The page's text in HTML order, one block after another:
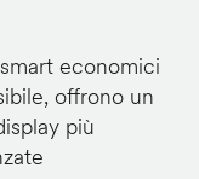
economici
offrono un
più